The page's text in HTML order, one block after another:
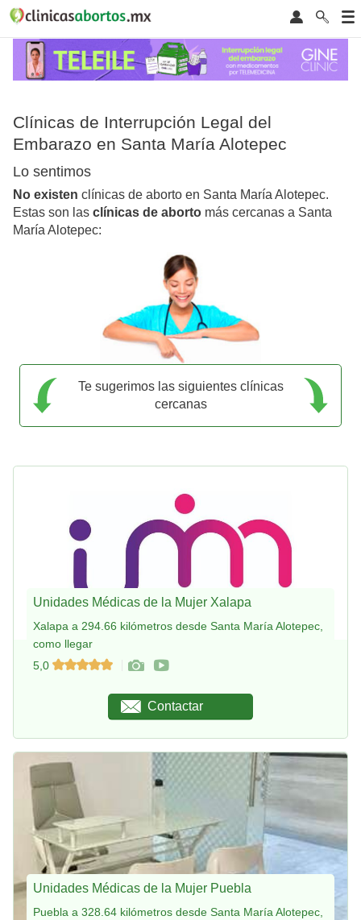
Clínicas de Interrupción Legal del
Embarazo en Santa María Alotepec
Lo sentimos
No existen clínicas de aborto en Santa María Alotepec.
Estas son las clínicas de aborto más cercanas a Santa
María Alotepec:
Te sugerimos las siguientes clínicas
cercanas
Unidades Médicas de la Mujer Xalapa
Xalapa a 294.66 kilómetros desde Santa María Alotepec,
como llegar
5,0
Contactar
Unidades Médicas de la Mujer Puebla
Puebla a 328.64 kilómetros desde Santa María Alotepec,